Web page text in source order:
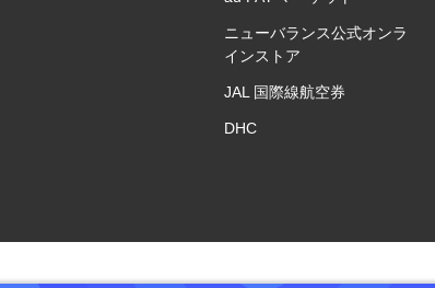
ニューバランス公式オンラ
インストア
JAL 国際線航空券
DHC